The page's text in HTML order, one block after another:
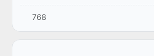
oʻgʻirlagani aniqlandi.
xizmati xodimlari tomonidan voqea
chiqib k...
768